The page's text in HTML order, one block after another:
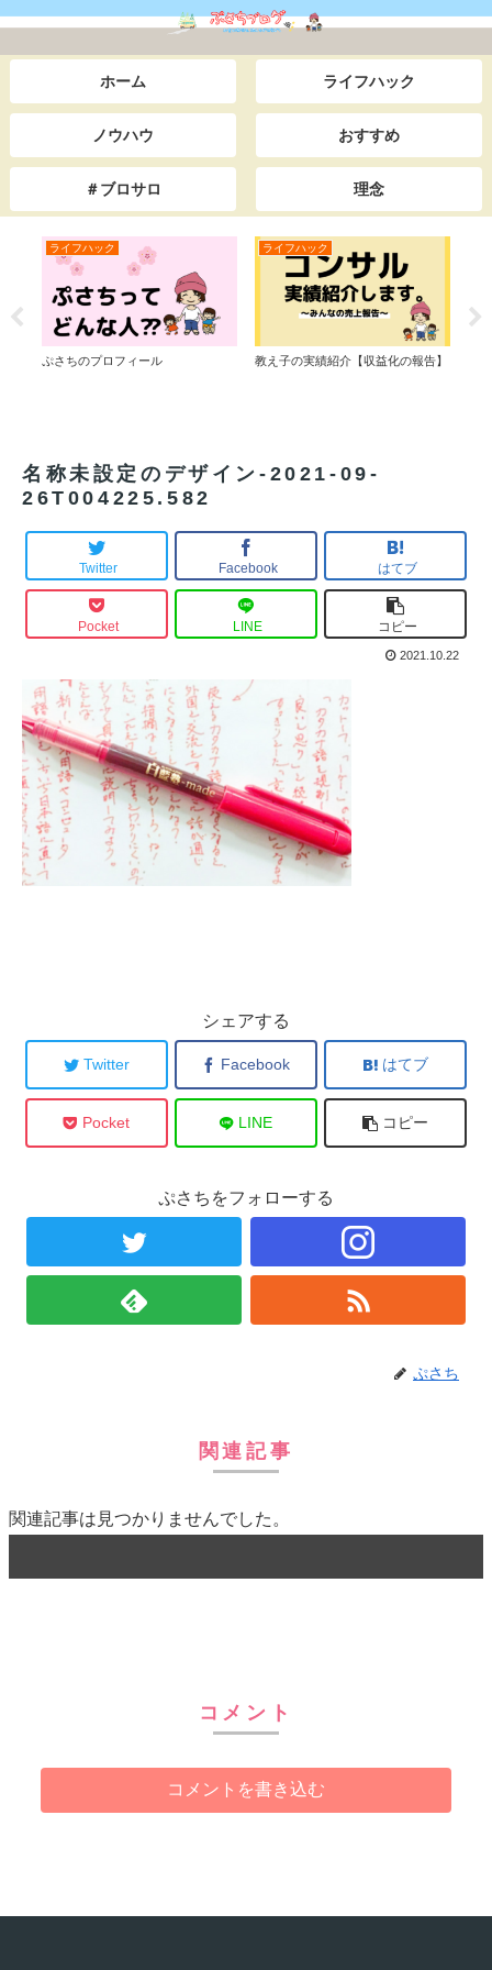
ホーム ライフハック
ノウハウ おすすめ
＃ブロサロ 理念
ロフィール 教え子の実績紹介【収益化の報告】
【３分漫画で読む】
名称未設定のデザイン-2021-09-
26T004225.582
Twitter Facebook はてブ
Pocket LINE コピー
2021.10.22
シェアする
Twitter Facebook はてブ
Pocket LINE コピー
ぷさちをフォローする
ぷさち
関連記事
関連記事は見つかりませんでした。
コメント
コメントを書き込む